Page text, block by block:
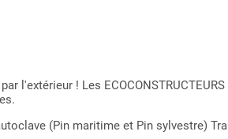
l'extérieur ! Les ECOCONSTRUCTEURS
(Pin maritime et Pin sylvestre)